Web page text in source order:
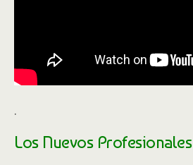
.
Los Nuevos Profesionales